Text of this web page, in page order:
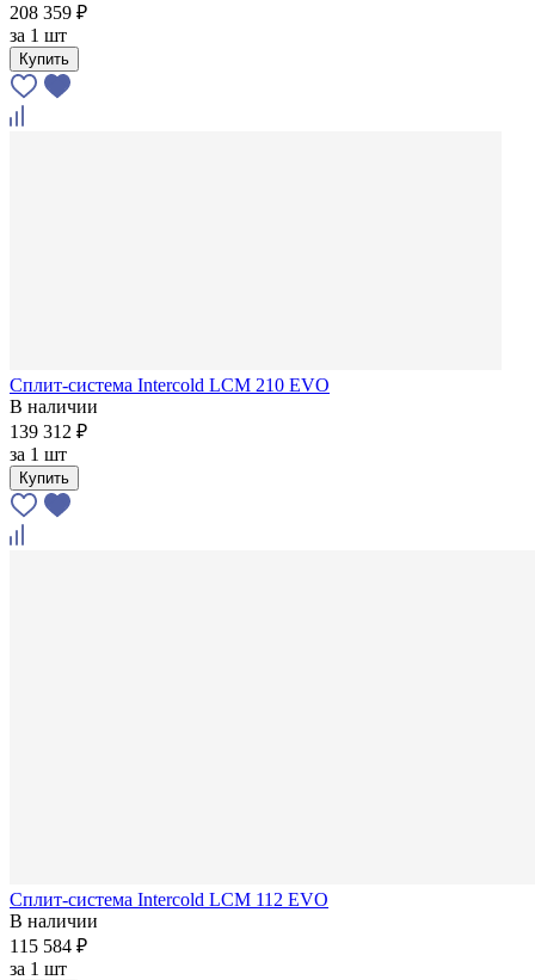
208 359 ₽
за 1 шт
Купить
Сплит-система Intercold LCM 210 EVO
В наличии
139 312 ₽
за 1 шт
Купить
Сплит-система Intercold LCM 112 EVO
В наличии
115 584 ₽
за 1 шт